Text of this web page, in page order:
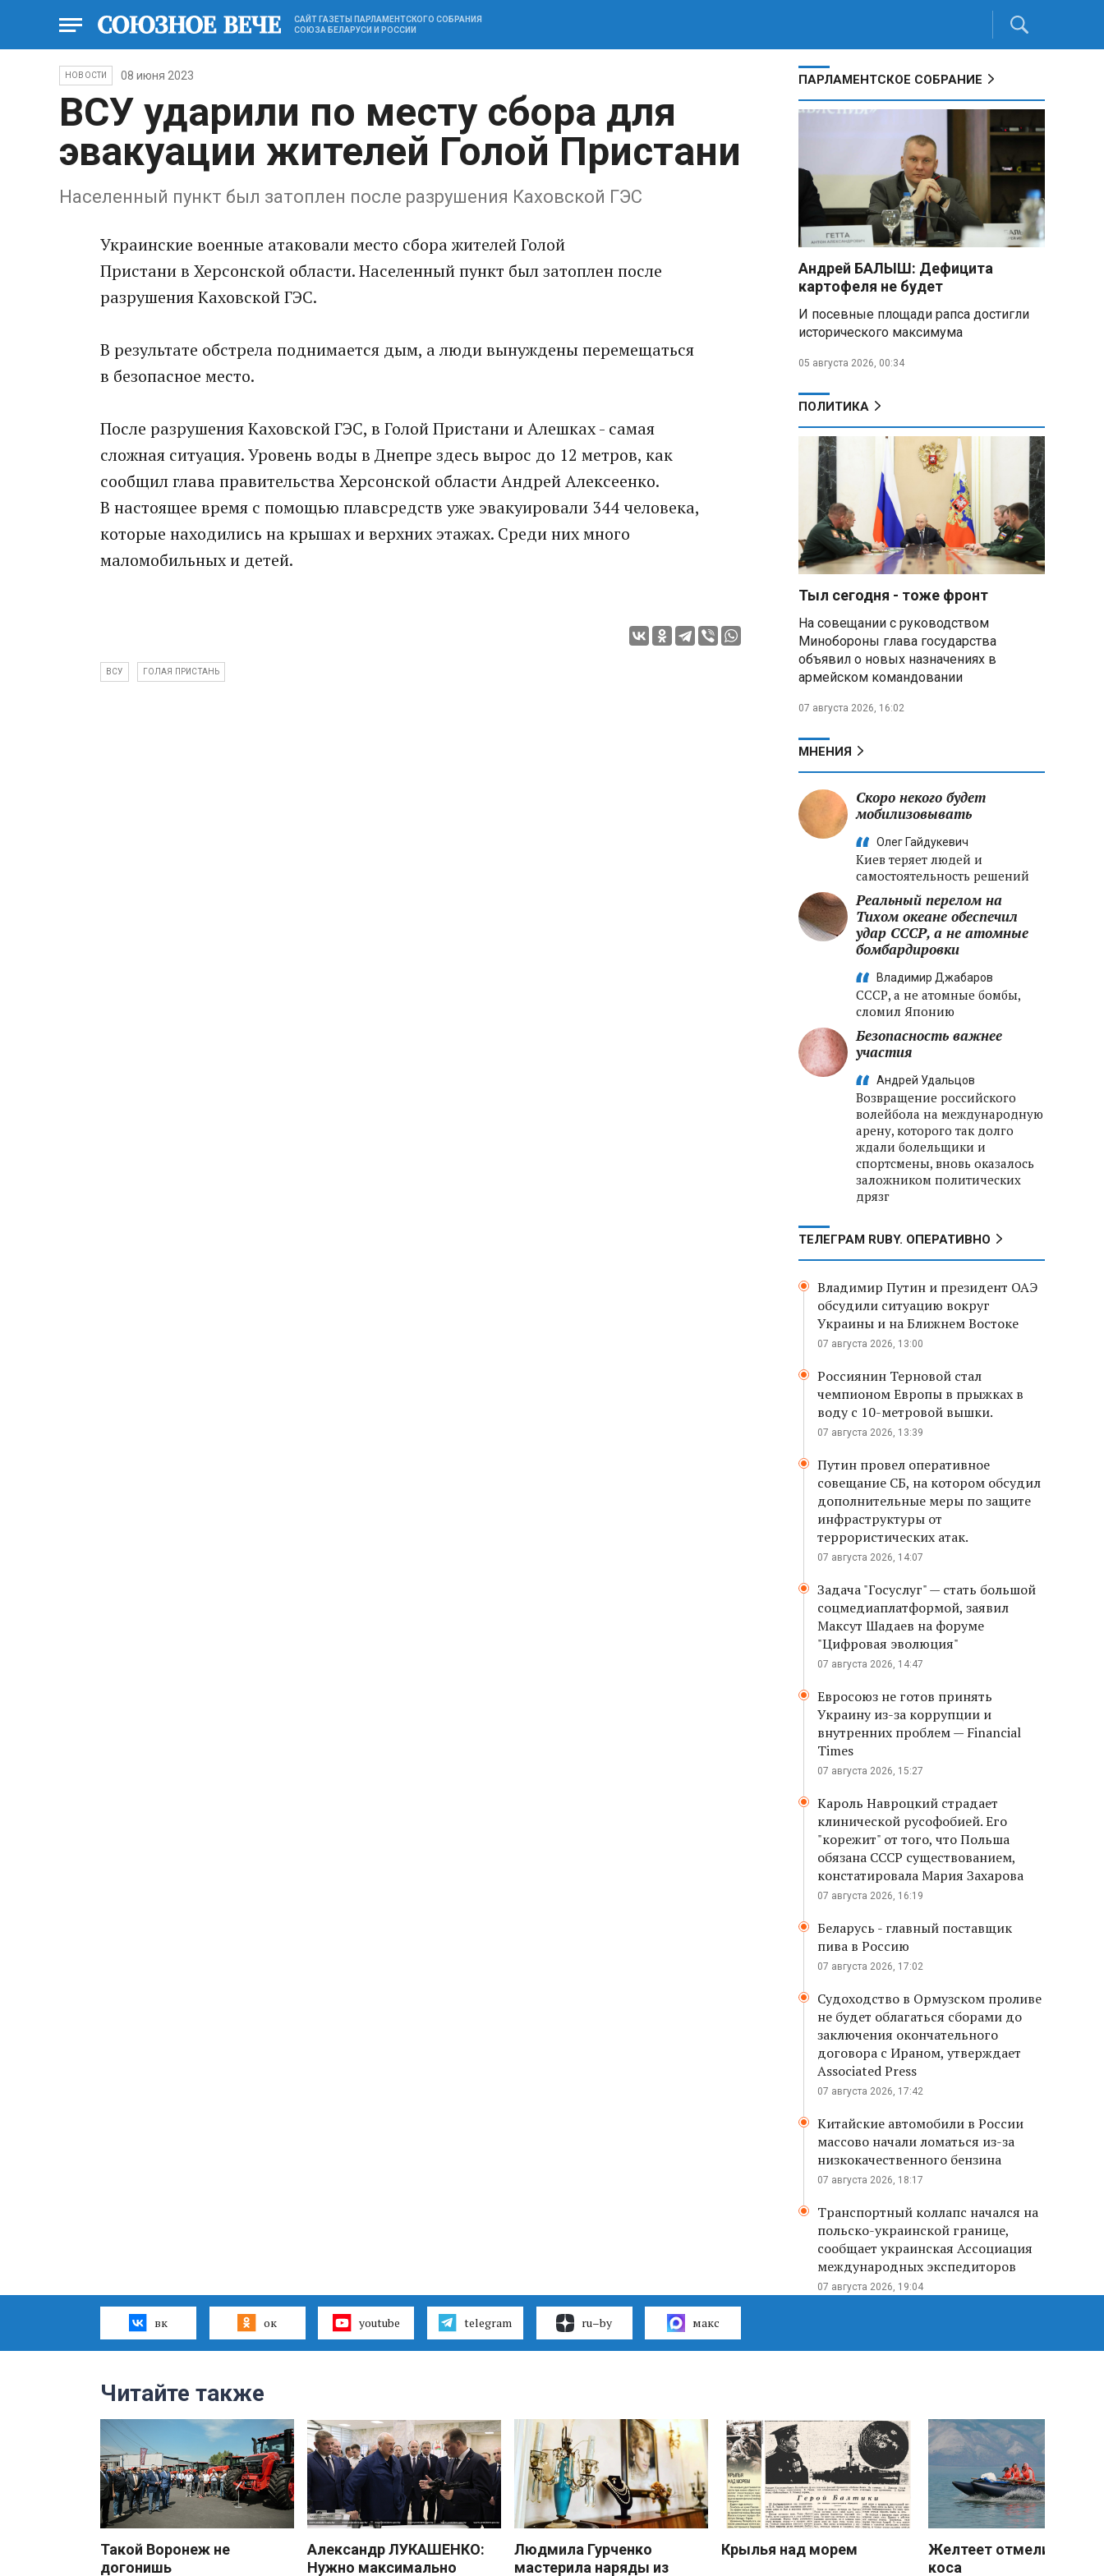
САЙТ ГАЗЕТЫ ПАРЛАМЕНТСКОГО СОБРАНИЯ
СОЮЗА БЕЛАРУСИ И РОССИИ
НОВОСТИ 08 июня 2023
ВСУ ударили по месту сбора для
эвакуации жителей Голой Пристани
Населенный пункт был затоплен после разрушения Каховской ГЭС
Украинские военные атаковали место сбора жителей Голой
Пристани в Херсонской области. Населенный пункт был затоплен после
разрушения Каховской ГЭС.
В результате обстрела поднимается дым, а люди вынуждены перемещаться
в безопасное место.
После разрушения Каховской ГЭС, в Голой Пристани и Алешках - самая
сложная ситуация. Уровень воды в Днепре здесь вырос до 12 метров, как
сообщил глава правительства Херсонской области Андрей Алексеенко.
В настоящее время с помощью плавсредств уже эвакуировали 344 человека,
которые находились на крышах и верхних этажах. Среди них много
маломобильных и детей.
ВСУ ГОЛАЯ ПРИСТАНЬ
ПАРЛАМЕНТСКОЕ СОБРАНИЕ
Андрей БАЛЫШ: Дефицита
картофеля не будет
И посевные площади рапса достигли
исторического максимума
05 августа 2026, 00:34
ПОЛИТИКА
Тыл сегодня - тоже фронт
На совещании с руководством
Минобороны глава государства
объявил о новых назначениях в
армейском командовании
07 августа 2026, 16:02
МНЕНИЯ
Скоро некого будет
мобилизовывать
Олег Гайдукевич
Киев теряет людей и
самостоятельность решений
Реальный перелом на
Тихом океане обеспечил
удар СССР, а не атомные
бомбардировки
Владимир Джабаров
СССР, а не атомные бомбы,
сломил Японию
Безопасность важнее
участия
Андрей Удальцов
Возвращение российского
волейбола на международную
арену, которого так долго
ждали болельщики и
спортсмены, вновь оказалось
заложником политических
дрязг
ТЕЛЕГРАМ RUBY. ОПЕРАТИВНО
Владимир Путин и президент ОАЭ
обсудили ситуацию вокруг
Украины и на Ближнем Востоке
07 августа 2026, 13:00
Россиянин Терновой стал
чемпионом Европы в прыжках в
воду с 10-метровой вышки.
07 августа 2026, 13:39
Путин провел оперативное
совещание СБ, на котором обсудил
дополнительные меры по защите
инфраструктуры от
террористических атак.
07 августа 2026, 14:07
Задача "Госуслуг" — стать большой
соцмедиаплатформой, заявил
Максут Шадаев на форуме
"Цифровая эволюция"
07 августа 2026, 14:47
Евросоюз не готов принять
Украину из-за коррупции и
внутренних проблем — Financial
Times
07 августа 2026, 15:27
Кароль Навроцкий страдает
клинической русофобией. Его
"корежит" от того, что Польша
обязана СССР существованием,
констатировала Мария Захарова
07 августа 2026, 16:19
Беларусь - главный поставщик
пива в Россию
07 августа 2026, 17:02
Судоходство в Ормузском проливе
не будет облагаться сборами до
заключения окончательного
договора с Ираном, утверждает
Associated Press
07 августа 2026, 17:42
Китайские автомобили в России
массово начали ломаться из-за
низкокачественного бензина
07 августа 2026, 18:17
Транспортный коллапс начался на
польско-украинской границе,
сообщает украинская Ассоциация
международных экспедиторов
07 августа 2026, 19:04
вк ок youtube telegram ru–by макс
Читайте также
Такой Воронеж не
догонишь
Александр ЛУКАШЕНКО:
Нужно максимально
Людмила Гурченко
мастерила наряды из
Крылья над морем
Желтеет отмели
коса